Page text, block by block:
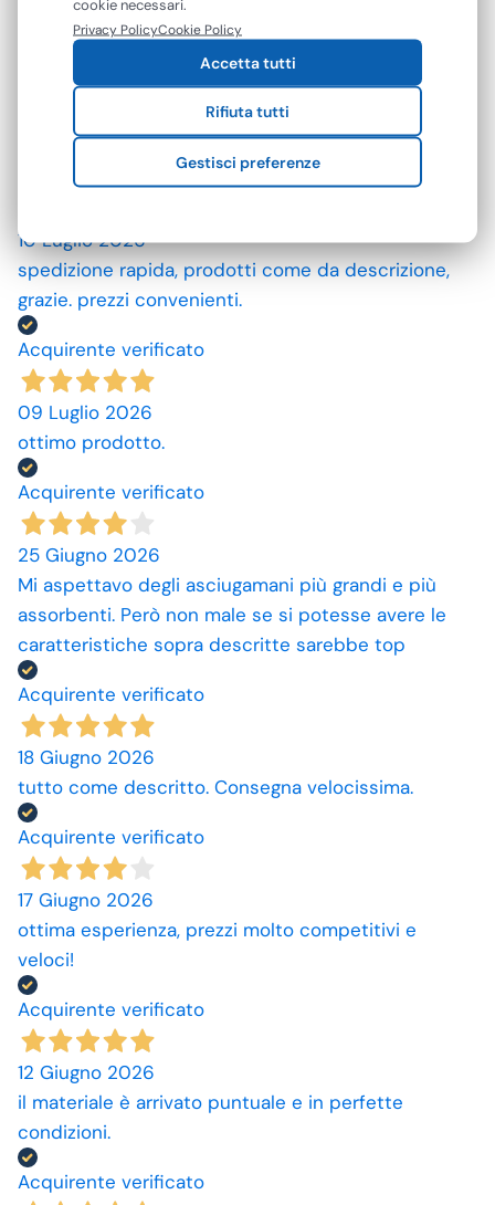
Precedente Successivo
23 Luglio 2026
A andato tutto come previsto
Acquirente verificato
10 Luglio 2026
spedizione rapida, prodotti come da descrizione,
grazie. prezzi convenienti.
Acquirente verificato
09 Luglio 2026
ottimo prodotto.
Acquirente verificato
25 Giugno 2026
Mi aspettavo degli asciugamani più grandi e più
assorbenti. Però non male se si potesse avere le
caratteristiche sopra descritte sarebbe top
Acquirente verificato
18 Giugno 2026
tutto come descritto. Consegna velocissima.
Acquirente verificato
17 Giugno 2026
ottima esperienza, prezzi molto competitivi e
veloci!
Acquirente verificato
12 Giugno 2026
il materiale è arrivato puntuale e in perfette
condizioni.
Acquirente verificato
preferenze. Puoi modificare o revocare il consenso in
qualsiasi momento.
cookie necessari.
Privacy PolicyCookie Policy
Accetta tutti
Rifiuta tutti
Gestisci preferenze